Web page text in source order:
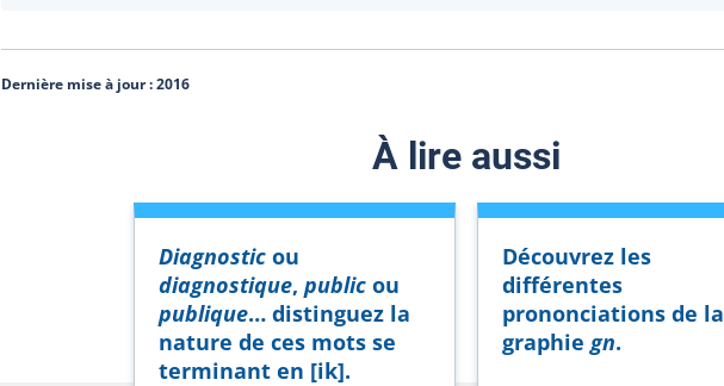
Dernière mise à jour :2016
À lire aussi
Diagnostic ou
diagnostique, public ou
publique… distinguez la
nature de ces mots se
terminant en [ik].
Découvrez les
différentes
prononciations de la
graphie gn.